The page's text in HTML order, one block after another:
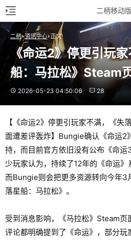
二柄移动版
二柄 资讯中心 正文
《命运2》停更引玩
船：马拉松》Steam
2026-05-23 04:50:06 28
【《命运2》停更引玩家不满，《失
面遭差评轰炸】Bungie确认《命运2
持，而目前官方依旧没有公布《命
少玩家认为，持续了12年的《命运》
而Bungie则会把更多资源转向今年3
落星船：马拉松》。
受到消息影响，《马拉松》Steam页
评论都明确提到了《命运》，部分